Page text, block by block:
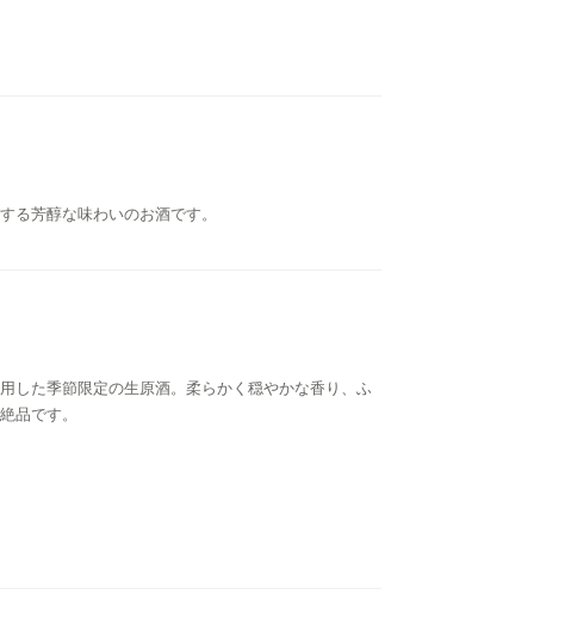
る芳醇な味わいのお酒です。
した季節限定の生原酒。柔らかく穏やかな香り、ふ
品です。